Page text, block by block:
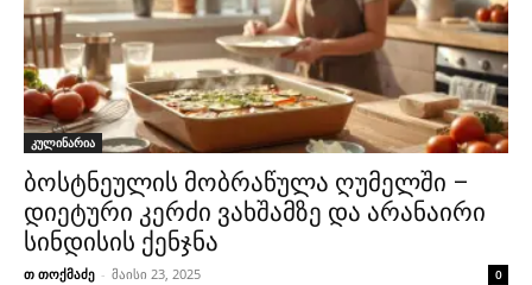
კულინარია
ბოსტნეულის მობრაწულა ღუმელში –
დიეტური კერძი ვახშამზე და არანაირი
სინდისის ქენჯნა
თ თოქმაძე - მაისი 23, 2025 0